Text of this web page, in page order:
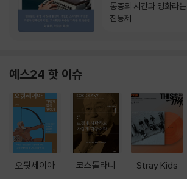
통증의 시간과 영화라는
진통제
예스24 핫 이슈
오뒷세이아 코스톨라니 Stray Kids